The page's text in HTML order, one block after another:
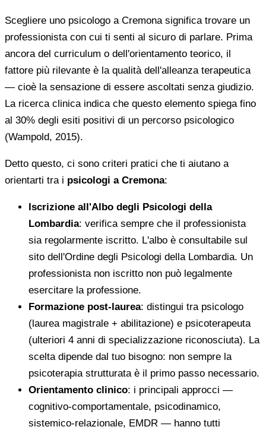
Scegliere uno psicologo a Cremona significa trovare un
professionista con cui ti senti al sicuro di parlare. Prima
ancora del curriculum o dell'orientamento teorico, il
fattore più rilevante è la qualità dell'alleanza terapeutica
— cioè la sensazione di essere ascoltati senza giudizio.
La ricerca clinica indica che questo elemento spiega fino
al 30% degli esiti positivi di un percorso psicologico
(Wampold, 2015).
Detto questo, ci sono criteri pratici che ti aiutano a
orientarti tra i psicologi a Cremona:
Iscrizione all'Albo degli Psicologi della
Lombardia: verifica sempre che il professionista
sia regolarmente iscritto. L'albo è consultabile sul
sito dell'Ordine degli Psicologi della Lombardia. Un
professionista non iscritto non può legalmente
esercitare la professione.
Formazione post-laurea: distingui tra psicologo
(laurea magistrale + abilitazione) e psicoterapeuta
(ulteriori 4 anni di specializzazione riconosciuta). La
scelta dipende dal tuo bisogno: non sempre la
psicoterapia strutturata è il primo passo necessario.
Orientamento clinico: i principali approcci —
cognitivo-comportamentale, psicodinamico,
sistemico-relazionale, EMDR — hanno tutti